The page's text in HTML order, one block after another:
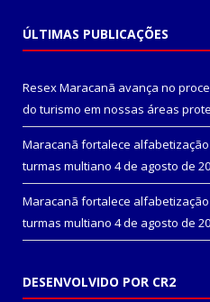
ÚLTIMAS PUBLICAÇÕES
Resex Maracanã avança no
do turismo em nossas áreas
Maracanã fortalece
turmas multiano 4 de agosto de
Maracanã fortalece
turmas multiano 4 de agosto de
DESENVOLVIDO POR CR2